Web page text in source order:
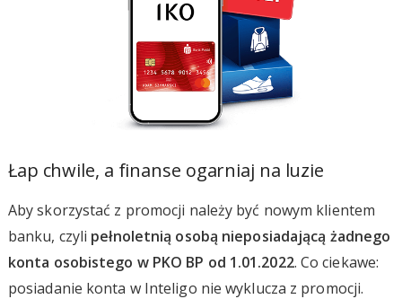
Łap chwile, a finanse ogarniaj na luzie
Aby skorzystać z promocji należy być nowym klientem
banku, czyli pełnoletnią osobą nieposiadającą żadnego
konta osobistego w PKO BP od 1.01.2022. Co ciekawe:
posiadanie konta w Inteligo nie wyklucza z promocji.